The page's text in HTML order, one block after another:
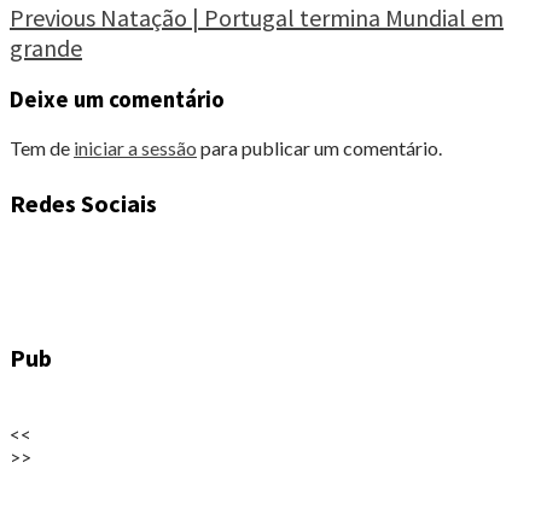
Continue
Reading
Previous Natação | Portugal termina Mundial em
grande
Deixe um comentário
Tem de iniciar a sessão para publicar um comentário.
Redes Sociais
Pub
<<
>>